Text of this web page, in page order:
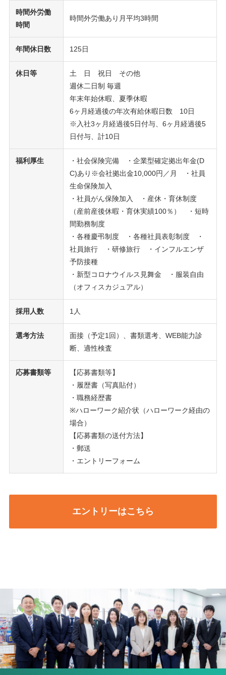
時間外労働
時間
時間外労働あり月平均3時間
年間休日数 125日
休日等
土 日 祝日 その他
週休二日制 毎週
年末年始休暇、夏季休暇
6ヶ月経過後の年次有給休暇日数 10日
※入社3ヶ月経過後5日付与、6ヶ月経過後5
日付与、計10日
福利厚生
・社会保険完備 ・企業型確定拠出年金(D
C)あり※会社拠出金10,000円／月 ・社員
生命保険加入
・社員がん保険加入 ・産休・育休制度
（産前産後休暇・育休実績100％） ・短時
間勤務制度
・各種慶弔制度 ・各種社員表彰制度 ・
社員旅行 ・研修旅行 ・インフルエンザ
予防接種
・新型コロナウイルス見舞金 ・服装自由
（オフィスカジュアル）
採用人数 1人
選考方法
面接（予定1回）、書類選考、WEB能力診
断、適性検査
応募書類等
【応募書類等】
・履歴書（写真貼付）
・職務経歴書
※ハローワーク紹介状（ハローワーク経由の
場合）
【応募書類の送付方法】
・郵送
・エントリーフォーム
エントリーはこちら